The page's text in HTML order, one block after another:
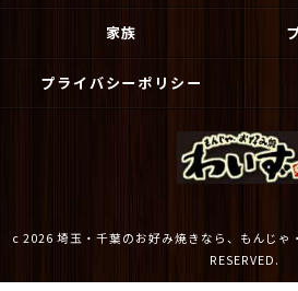
家族
プライバシーポリシー
c 2026 埼玉・千葉のお好み焼きなら、もんじゃ
RESERVED.